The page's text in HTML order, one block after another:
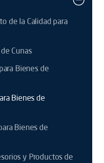
de la Calidad para
Cunas
Bienes de
Bienes de
Bienes de
y Productos de